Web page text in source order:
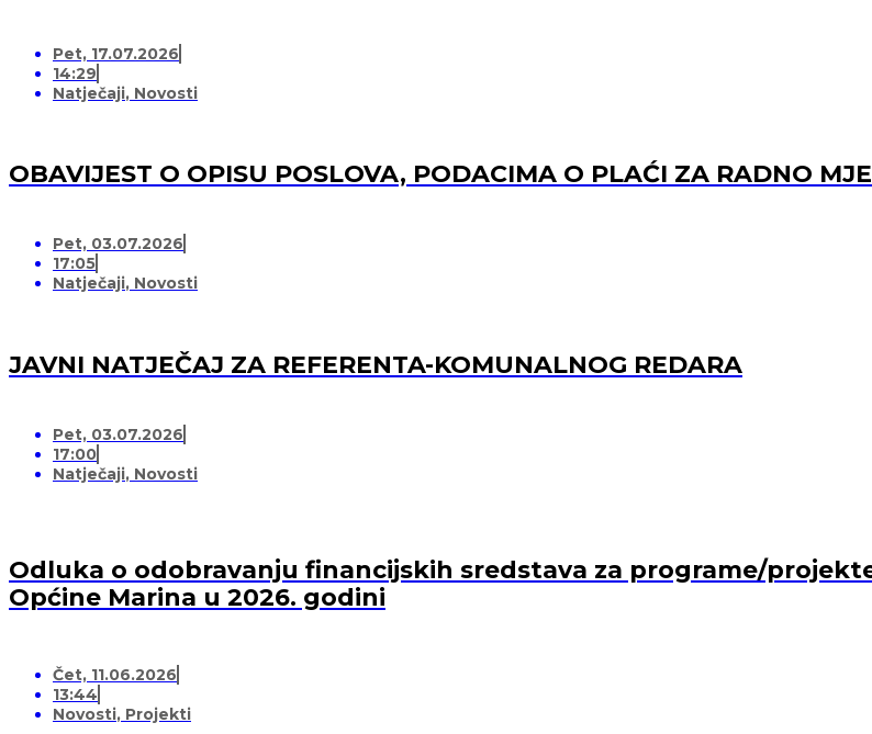
Pet, 17.07.2026
14:29
Natječaji, Novosti
OBAVIJEST O OPISU POSLOVA, PODACIMA O PLAĆI ZA RADNO
Pet, 03.07.2026
17:05
Natječaji, Novosti
JAVNI NATJEČAJ ZA REFERENTA-KOMUNALNOG REDARA
Pet, 03.07.2026
17:00
Natječaji, Novosti
Odluka o odobravanju financijskih sredstava za programe/
Općine Marina u 2026. godini
Čet, 11.06.2026
13:44
Novosti, Projekti